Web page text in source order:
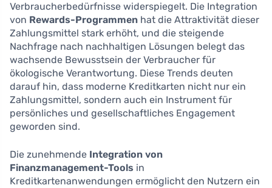
Verbraucherbedürfnisse widerspiegelt. Die Integration
von Rewards-Programmen hat die Attraktivität dieser
Zahlungsmittel stark erhöht, und die steigende
Nachfrage nach nachhaltigen Lösungen belegt das
wachsende Bewusstsein der Verbraucher für
ökologische Verantwortung. Diese Trends deuten
darauf hin, dass moderne Kreditkarten nicht nur ein
Zahlungsmittel, sondern auch ein Instrument für
persönliches und gesellschaftliches Engagement
geworden sind.
Die zunehmende Integration von
Finanzmanagement-Tools in
Kreditkartenanwendungen ermöglicht den Nutzern ein